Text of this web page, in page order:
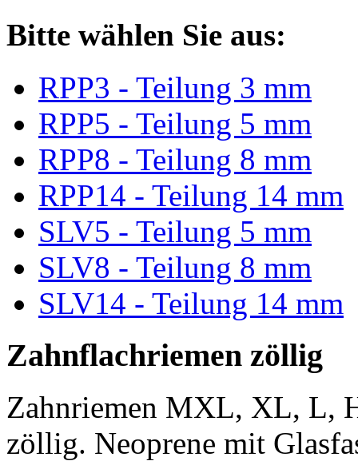
Bitte wählen Sie aus:
RPP3 - Teilung 3 mm
RPP5 - Teilung 5 mm
RPP8 - Teilung 8 mm
RPP14 - Teilung 14 mm
SLV5 - Teilung 5 mm
SLV8 - Teilung 8 mm
SLV14 - Teilung 14 mm
Zahnflachriemen zöllig
Zahnriemen MXL, XL, L,
zöllig. Neoprene mit